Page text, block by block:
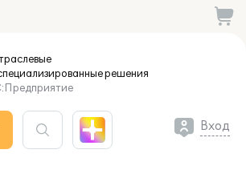
решения
Вход